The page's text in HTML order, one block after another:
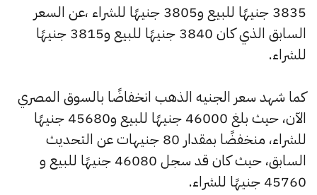
3835 جنيهًا للبيع و3805 جنيهًا للشراء ،عن السعر
السابق الذي كان 3840 جنيهًا للبيع و3815 جنيهًا
للشراء.
كما شهد سعر الجنيه الذهب انخفاضًا بالسوق المصري
الآن، حيث بلغ 46000 جنيهًا للبيع و45680 جنيهًا
للشراء، منخفضًا بمقدار 80 جنيهات عن التحديث
السابق، حيث كان قد سجل 46080 جنيهًا للبيع و
45760 جنيهًا للشراء.